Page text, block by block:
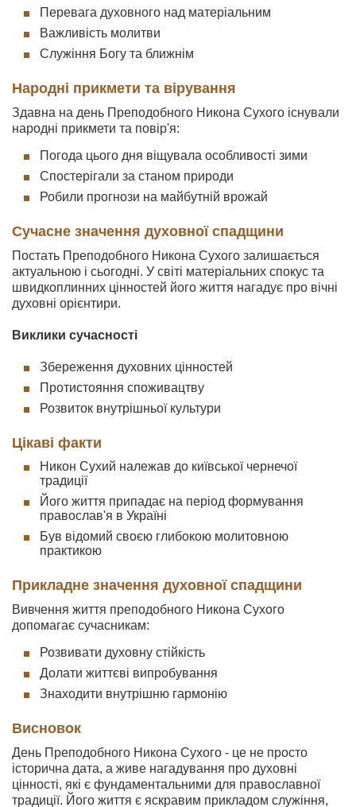
Перевага духовного над матеріальним
Важливість молитви
Служіння Богу та ближнім
Народні прикмети та вірування
Здавна на день Преподобного Никона Сухого існували
народні прикмети та повір'я:
Погода цього дня віщувала особливості зими
Спостерігали за станом природи
Робили прогнози на майбутній врожай
Сучасне значення духовної спадщини
Постать Преподобного Никона Сухого залишається
актуальною і сьогодні. У світі матеріальних спокус та
швидкоплинних цінностей його життя нагадує про вічні
духовні орієнтири.
Виклики сучасності
Збереження духовних цінностей
Протистояння споживацтву
Розвиток внутрішньої культури
Цікаві факти
Никон Сухий належав до київської чернечої
традиції
Його життя припадає на період формування
православ'я в Україні
Був відомий своєю глибокою молитовною
практикою
Прикладне значення духовної спадщини
Вивчення життя преподобного Никона Сухого
допомагає сучасникам:
Розвивати духовну стійкість
Долати життєві випробування
Знаходити внутрішню гармонію
Висновок
День Преподобного Никона Сухого - це не просто
історична дата, а живе нагадування про духовні
цінності, які є фундаментальними для православної
традиції. Його життя є яскравим прикладом служіння,